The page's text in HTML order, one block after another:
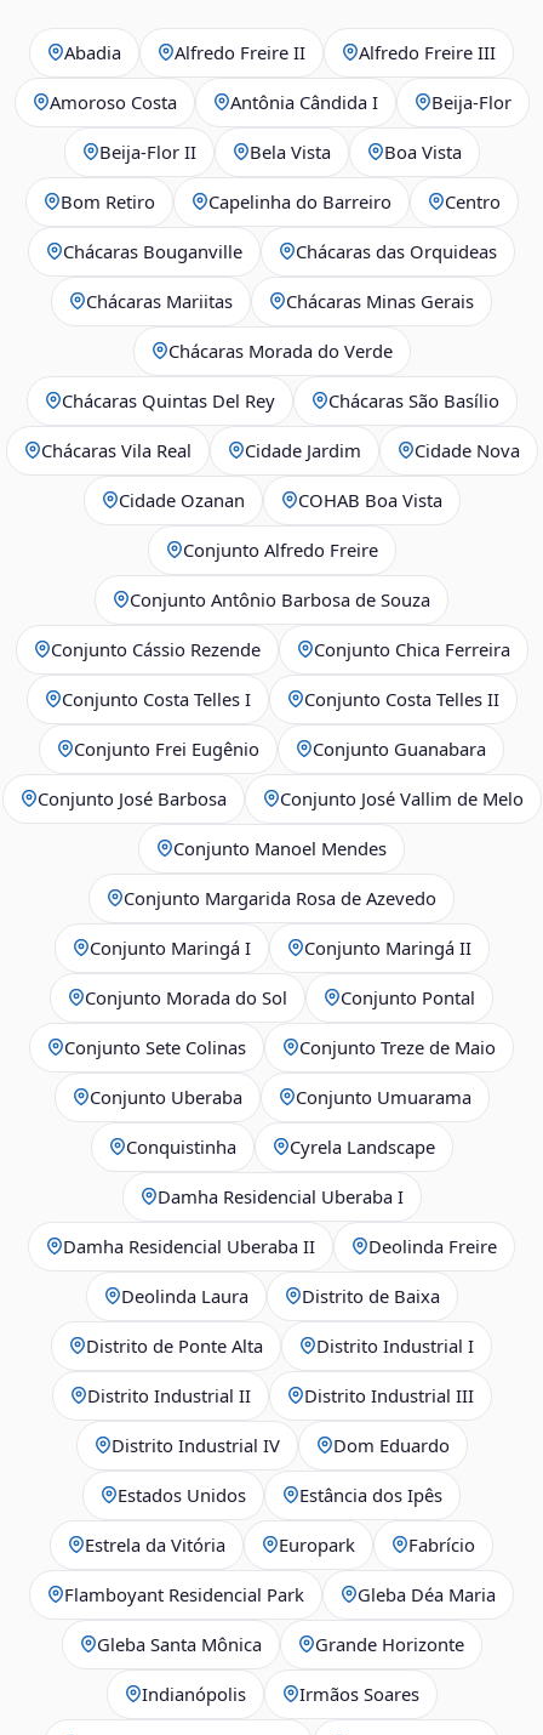
Abadia Alfredo Freire II Alfredo Freire III
Amoroso Costa Antônia Cândida I Beija‑Flor
Beija‑Flor II Bela Vista Boa Vista
Bom Retiro Capelinha do Barreiro Centro
Chácaras Bouganville Chácaras das Orquideas
Chácaras Mariitas Chácaras Minas Gerais
Chácaras Morada do Verde
Chácaras Quintas Del Rey Chácaras São Basílio
Chácaras Vila Real Cidade Jardim Cidade Nova
Cidade Ozanan COHAB Boa Vista
Conjunto Alfredo Freire
Conjunto Antônio Barbosa de Souza
Conjunto Cássio Rezende Conjunto Chica Ferreira
Conjunto Costa Telles I Conjunto Costa Telles II
Conjunto Frei Eugênio Conjunto Guanabara
Conjunto José Barbosa Conjunto José Vallim de Melo
Conjunto Manoel Mendes
Conjunto Margarida Rosa de Azevedo
Conjunto Maringá I Conjunto Maringá II
Conjunto Morada do Sol Conjunto Pontal
Conjunto Sete Colinas Conjunto Treze de Maio
Conjunto Uberaba Conjunto Umuarama
Conquistinha Cyrela Landscape
Damha Residencial Uberaba I
Damha Residencial Uberaba II Deolinda Freire
Deolinda Laura Distrito de Baixa
Distrito de Ponte Alta Distrito Industrial I
Distrito Industrial II Distrito Industrial III
Distrito Industrial IV Dom Eduardo
Estados Unidos Estância dos Ipês
Estrela da Vitória Europark Fabrício
Flamboyant Residencial Park Gleba Déa Maria
Gleba Santa Mônica Grande Horizonte
Indianópolis Irmãos Soares